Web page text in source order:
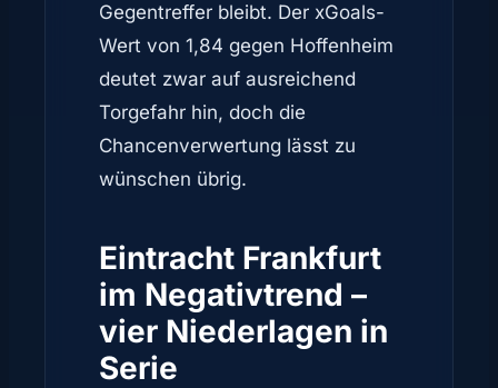
Gegentreffer bleibt. Der xGoals-
Wert von 1,84 gegen Hoffenheim
deutet zwar auf ausreichend
Torgefahr hin, doch die
Chancenverwertung lässt zu
wünschen übrig.
Eintracht Frankfurt
im Negativtrend –
vier Niederlagen in
Serie